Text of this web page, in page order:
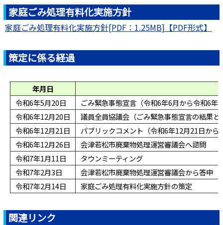
家庭ごみ処理有料化実施方針
家庭ごみ処理有料化実施方針[PDF：1.25MB]
策定に係る経過
年月日
令和6年5月20日
ごみ緊急事態宣言（令和6年6月から令和6年
令和6年12月20日
議員全員協議会（ごみ緊急事態宣言の結果
令和6年12月21日
パブリックコメント（令和6年12月21日から
令和6年12月26日
会津若松市廃棄物処理運営審議会へ諮問
令和7年1月11日
タウンミーティング
令和7年2月3日
会津若松市廃棄物処理運営審議会から答申
令和7年2月14日
家庭ごみ処理有料化実施方針の策定
関連リンク